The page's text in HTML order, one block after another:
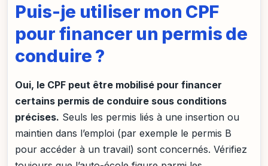
Puis-je utiliser mon CPF
pour financer un permis de
conduire ?
Oui, le CPF peut être mobilisé pour financer
certains permis de conduire sous conditions
précises. Seuls les permis liés à une insertion ou
maintien dans l’emploi (par exemple le permis B
pour accéder à un travail) sont concernés. Vérifiez